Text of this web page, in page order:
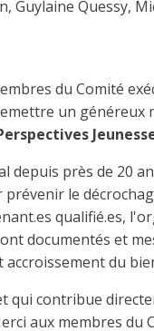
Guylaine Quessy,
du Comité
un généreux
depuis près de 20
prévenir le
qualifié.es,
documentés et
accroissement du
qui contribue
aux membres